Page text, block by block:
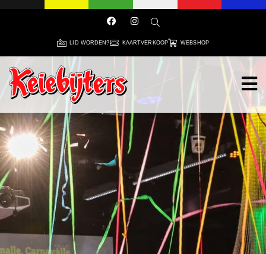
LID WORDEN? KAARTVERKOOP WEBSHOP